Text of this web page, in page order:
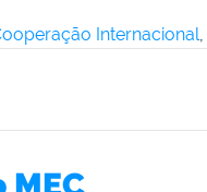
Internacional,